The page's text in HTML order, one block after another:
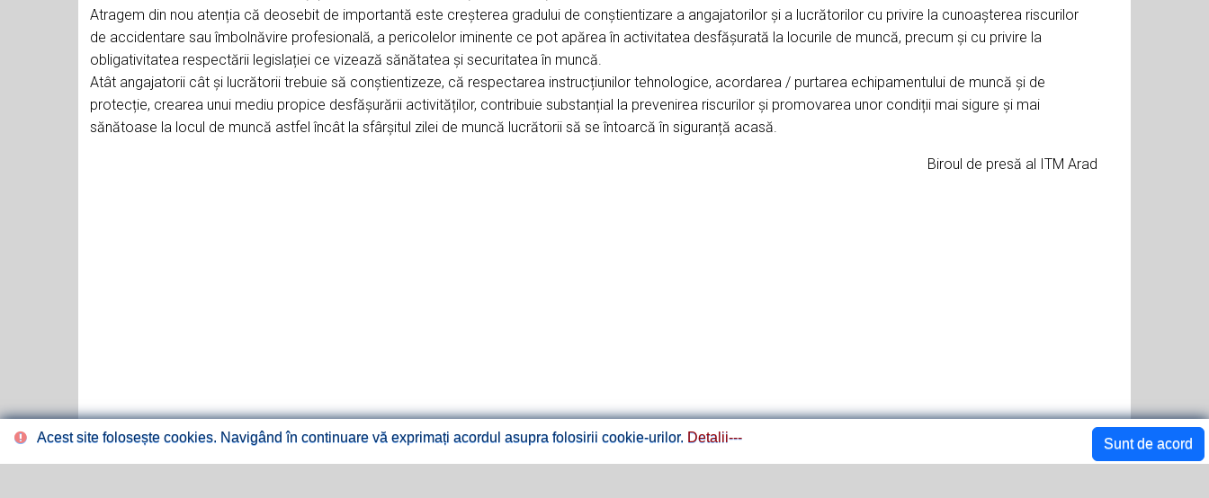
Atragem din nou atenția că deosebit de importantă este creșterea gradului de conștientizare a angajatorilor și a lucrătorilor cu privire la cunoașterea riscurilor
de accidentare sau îmbolnăvire profesională, a pericolelor iminente ce pot apărea în activitatea desfășurată la locurile de muncă, precum și cu privire la
obligativitatea respectării legislației ce vizează sănătatea și securitatea în muncă.
Atât angajatorii cât și lucrătorii trebuie să conștientizeze, că respectarea instrucțiunilor tehnologice, acordarea / purtarea echipamentului de muncă și de
protecție, crearea unui mediu propice desfășurării activităților, contribuie substanțial la prevenirea riscurilor și promovarea unor condiții mai sigure și mai
sănătoase la locul de muncă astfel încât la sfârșitul zilei de muncă lucrătorii să se întoarcă în siguranță acasă.
Biroul de presă al ITM Arad
Acest site folosește cookies. Navigând în continuare vă exprimați acordul asupra folosirii cookie-urilor. Detalii--- Sunt de acord